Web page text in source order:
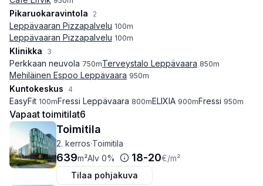
Pikaruokaravintola 2
Leppävaaran Pizzapalvelu 100m
Leppävaaran Pizzapalvelu 100m
Klinikka 3
Perkkaan neuvola 750mTerveystalo Leppävaara 850m
Mehiläinen Espoo Leppävaara 950m
Kuntokeskus 4
EasyFit 100mFressi Leppävaara 800mELIXIA 900mFressi 950m
Vapaat toimitilat6
Toimitila
2. kerros·Toimitila
639m²Alv 0% 18-20€/m²
Tilaa pohjakuva